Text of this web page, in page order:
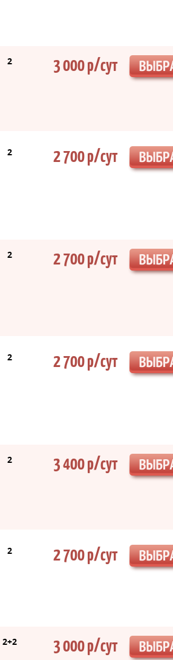
2 3 000 р/сут
2 2 700 р/сут
2 2 700 р/сут
2 2 700 р/сут
2 3 400 р/сут
2 2 700 р/сут
2+2 3 000 р/сут